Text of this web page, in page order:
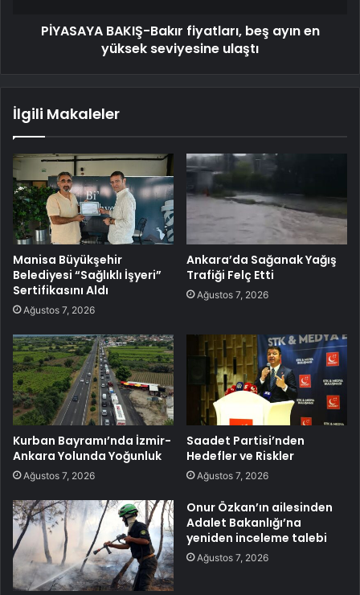
PİYASAYA BAKIŞ-Bakır fiyatları, beş ayın en
yüksek seviyesine ulaştı
İlgili Makaleler
Manisa Büyükşehir
Belediyesi “Sağlıklı İşyeri”
Sertifikasını Aldı
Ağustos 7, 2026
Ankara’da Sağanak Yağış
Trafiği Felç Etti
Ağustos 7, 2026
Kurban Bayramı’nda İzmir-
Ankara Yolunda Yoğunluk
Ağustos 7, 2026
Saadet Partisi’nden
Hedefler ve Riskler
Ağustos 7, 2026
Onur Özkan’ın ailesinden
Adalet Bakanlığı’na
yeniden inceleme talebi
Ağustos 7, 2026